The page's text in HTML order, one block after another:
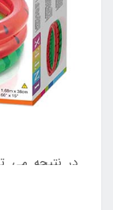
در نتیجه می
کودکان می